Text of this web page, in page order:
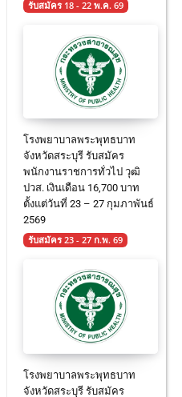
รับสมัคร 18 - 22 พ.ค. 69
โรงพยาบาลพระพุทธบาท
จังหวัดสระบุรี รับสมัคร
พนักงานราชการทั่วไป วุฒิ
ปวส. เงินเดือน 16,700 บาท
ตั้งแต่วันที่ 23 – 27 กุมภาพันธ์
2569
รับสมัคร 23 - 27 ก.พ. 69
โรงพยาบาลพระพุทธบาท
จังหวัดสระบุรี รับสมัคร